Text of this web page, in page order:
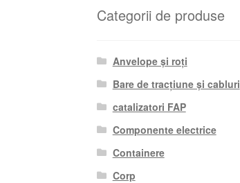
Categorii de produse
Anvelope și roți
Bare de tracțiune și cabluri
catalizatori FAP
Componente electrice
Containere
Corp